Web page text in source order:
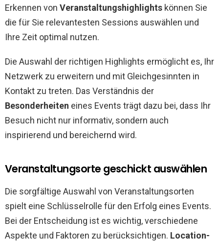
Erkennen von Veranstaltungshighlights können Sie
die für Sie relevantesten Sessions auswählen und
Ihre Zeit optimal nutzen.
Die Auswahl der richtigen Highlights ermöglicht es, Ihr
Netzwerk zu erweitern und mit Gleichgesinnten in
Kontakt zu treten. Das Verständnis der
Besonderheiten eines Events trägt dazu bei, dass Ihr
Besuch nicht nur informativ, sondern auch
inspirierend und bereichernd wird.
Veranstaltungsorte geschickt auswählen
Die sorgfältige Auswahl von Veranstaltungsorten
spielt eine Schlüsselrolle für den Erfolg eines Events.
Bei der Entscheidung ist es wichtig, verschiedene
Aspekte und Faktoren zu berücksichtigen. Location-